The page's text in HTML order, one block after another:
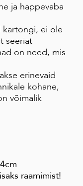
ja happevaba
kartongi, ei ole
seeriat
on need, mis
erinevaid
kohane,
võimalik
raamimist!